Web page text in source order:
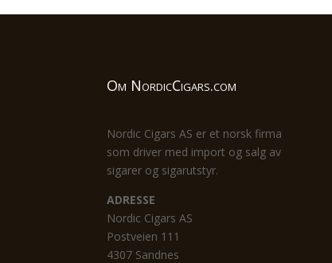
Om NordicCigars.com
Nordic Cigars AS er et norsk firma
som driver med import og salg av
sigarer og sigarutstyr.
ADRESSE
Nordic Cigars AS
Postveien 111
4307 Sandnes